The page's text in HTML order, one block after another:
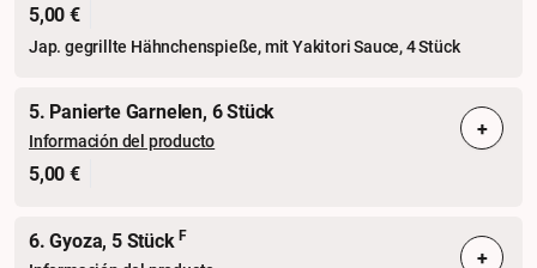
5,00 €
Jap. gegrillte Hähnchenspieße, mit Yakitori Sauce, 4 Stück
5. Panierte Garnelen, 6 Stück
Información del producto
5,00 €
+
6. Gyoza, 5 StückF
+